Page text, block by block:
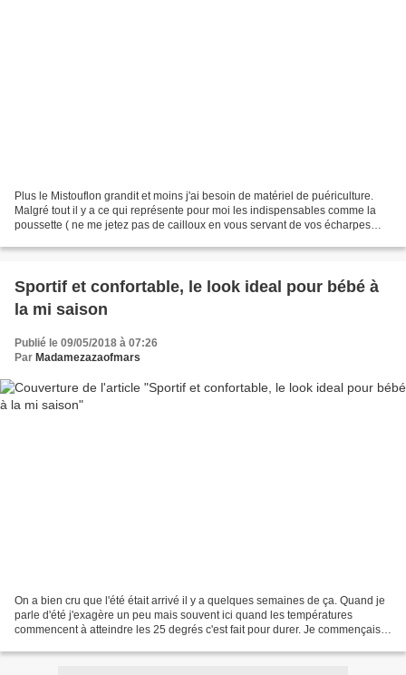
Plus le Mistouflon grandit et moins j'ai besoin de matériel de puériculture.
Malgré tout il y a ce qui représente pour moi les indispensables comme la
poussette ( ne me jetez pas de cailloux en vous servant de vos écharpes
Sportif et confortable, le look ideal pour bébé à
la mi saison
Publié le 09/05/2018 à 07:26
Par Madamezazaofmars
On a bien cru que l'été était arrivé il y a quelques semaines de ça. Quand je
parle d'été j'exagère un peu mais souvent ici quand les températures
commencent à atteindre les 25 degrés c'est fait pour durer. Je commençais